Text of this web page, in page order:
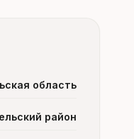
область
район